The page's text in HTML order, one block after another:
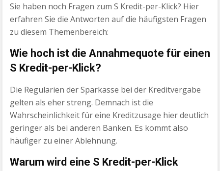
Sie haben noch Fragen zum S Kredit-per-Klick? Hier
erfahren Sie die Antworten auf die häufigsten Fragen
zu diesem Themenbereich:
Wie hoch ist die Annahmequote für einen
S Kredit-per-Klick?
Die Regularien der Sparkasse bei der Kreditvergabe
gelten als eher streng. Demnach ist die
Wahrscheinlichkeit für eine Kreditzusage hier deutlich
geringer als bei anderen Banken. Es kommt also
häufiger zu einer Ablehnung.
Warum wird eine S Kredit-per-Klick